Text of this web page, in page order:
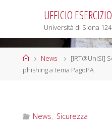
UFFICIO
Università di Siena
HomeNews
[IRT@UniSI]
phishing a tema PagoPA
News, Sicurezza